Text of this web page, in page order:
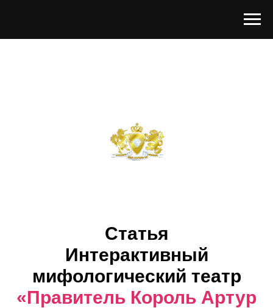
Статья
Интерактивный
мифологический театр
«Правитель Король Артур